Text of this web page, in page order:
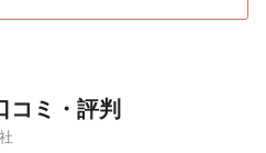
コミ・評判